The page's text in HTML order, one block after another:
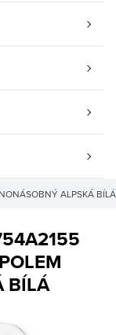
ALPSKÁ BÍLÁ
BÍLÁ